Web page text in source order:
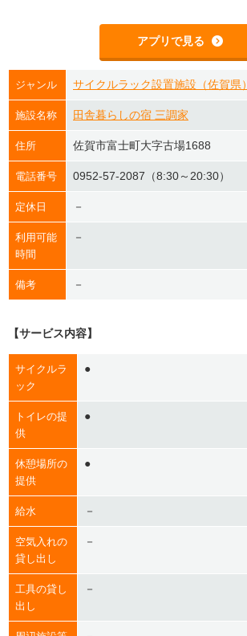
アプリで見る
ジャンル サイクルラック設置施設（佐賀県）
施設名称 田舎暮らしの宿 三調家
住所 佐賀市富士町大字古場1688
電話番号 0952-57-2087（8:30～20:30）
定休日 －
利用可能
時間
－
備考 －
【サービス内容】
サイクルラ
ック
●
トイレの提
供
●
休憩場所の
提供
●
給水 －
空気入れの
貸し出し
－
工具の貸し
出し
－